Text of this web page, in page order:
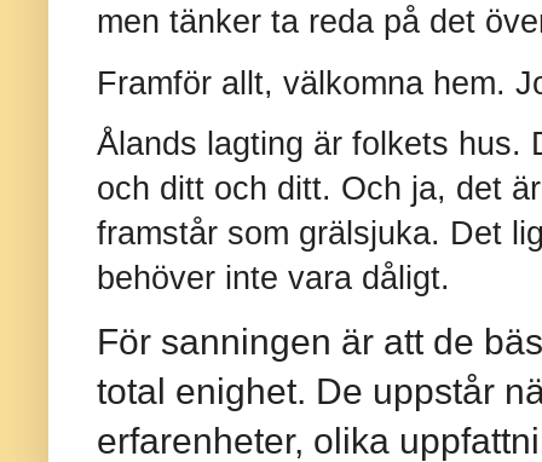
men tänker ta reda på det
Framför allt, välkomna hem.
Ålands lagting är folkets hus.
och ditt och ditt. Och ja, det
framstår som grälsjuka. Det
behöver inte vara dåligt.
För sanningen är att de
total enighet. De uppstår
erfarenheter, olika